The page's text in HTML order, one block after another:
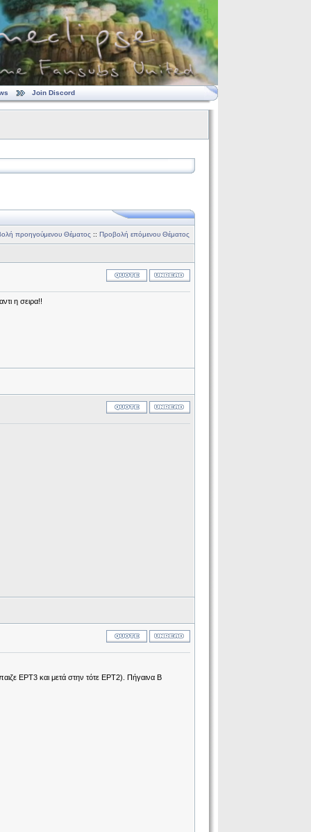
Join Discord
προηγούμενου Θέματος :: Προβολή επόμενου Θέματος
η σειρα!!
ΕΡΤ3 και μετά στην τότε ΕΡΤ2). Πήγαινα Β